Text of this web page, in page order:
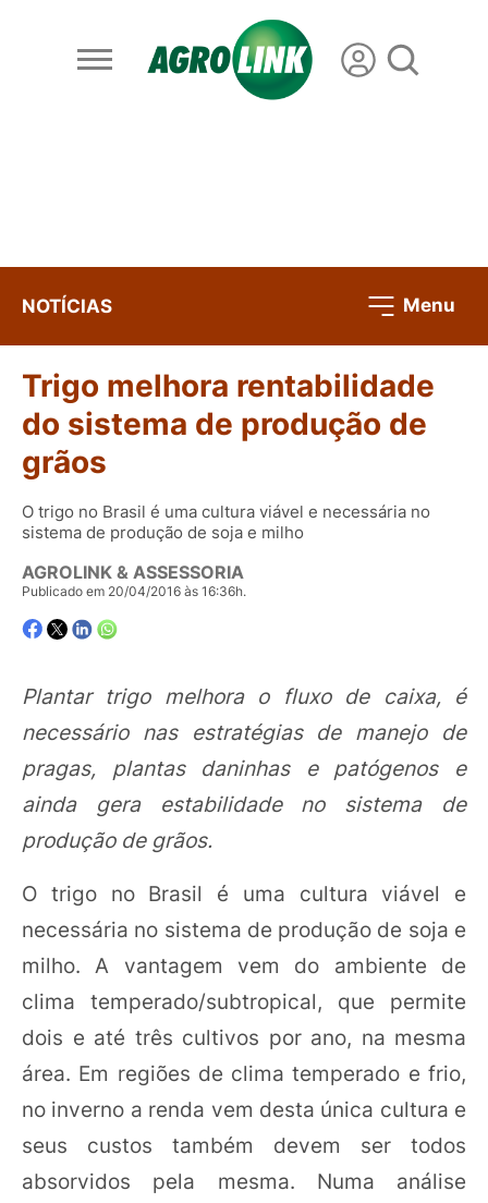
NOTÍCIAS Menu
Trigo melhora rentabilidade
do sistema de produção de
grãos
O trigo no Brasil é uma cultura viável e necessária no
sistema de produção de soja e milho
AGROLINK & ASSESSORIA
Publicado em 20/04/2016 às 16:36h.
Plantar trigo melhora o fluxo de caixa, é
necessário nas estratégias de manejo de
pragas, plantas daninhas e patógenos e
ainda gera estabilidade no sistema de
produção de grãos.
O trigo no Brasil é uma cultura viável e
necessária no sistema de produção de soja e
milho. A vantagem vem do ambiente de
clima temperado/subtropical, que permite
dois e até três cultivos por ano, na mesma
área. Em regiões de clima temperado e frio,
no inverno a renda vem desta única cultura e
seus custos também devem ser todos
absorvidos pela mesma. Numa análise